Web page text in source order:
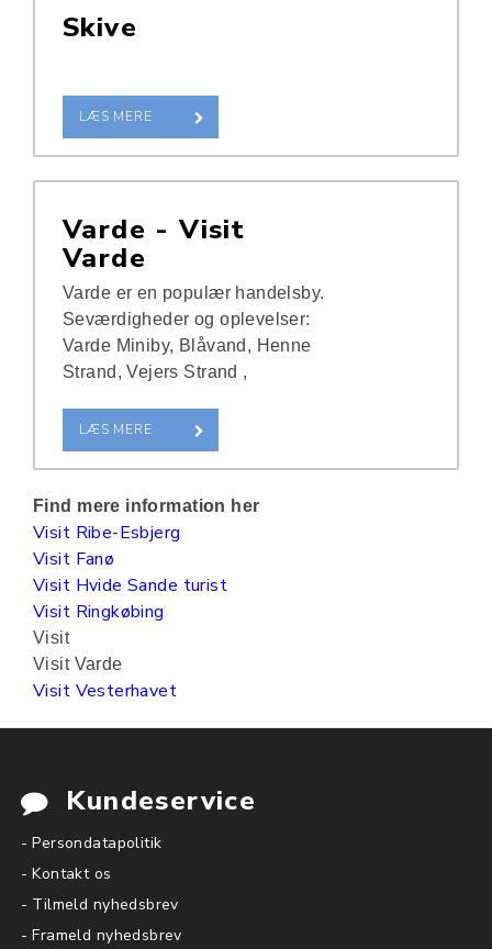
Skive
LÆS MERE
Varde - Visit
Varde
Varde er en populær handelsby.
Seværdigheder og oplevelser:
Varde Miniby, Blåvand, Henne
Strand, Vejers Strand ,
LÆS MERE
Find mere information her
Visit Ribe-Esbjerg
Visit Fanø
Visit Hvide Sande turist
Visit Ringkøbing
Visit
Visit Varde
Visit Vesterhavet
Kundeservice
- Persondatapolitik
- Kontakt os
- Tilmeld nyhedsbrev
- Frameld nyhedsbrev